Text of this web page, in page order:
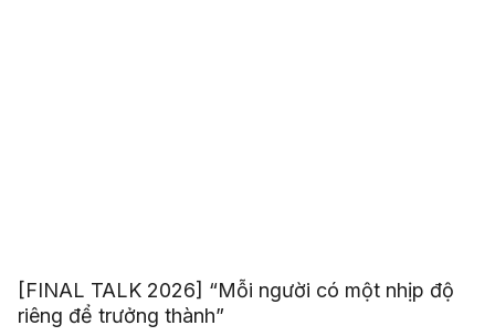
[FINAL TALK 2026] “Mỗi người có một nhịp độ
riêng để trưởng thành”